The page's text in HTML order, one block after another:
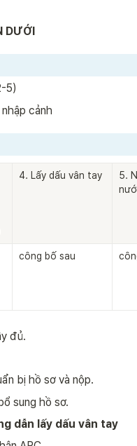
DƯỚI
5)
cảnh
4. Lấy dấu vân tay
5.
công bố sau
đủ.
bị hồ sơ và nộp.
sung hồ sơ.
dẫn lấy dấu vân tay